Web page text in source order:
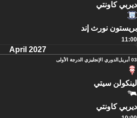
ديربي كاونتي
بريستون نورث إند
11:00
April 2027
03 أبريل الدوري الإنجليزي الدرجة الأولى
لينكولن سيتي
ديربي كاونتي